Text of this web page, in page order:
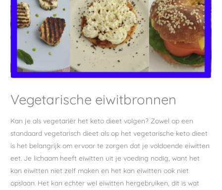
Vegetarische eiwitbronnen
Kan je als vegetariër het keto dieet volgen? Zowel op een
standaard vegetarisch dieet als op het vegetarische keto dieet
is het belangrijk om ervoor te zorgen dat je voldoende eiwitten
eet. Je lichaam heeft eiwitten uit je voeding nodig, want het
kan eiwitten niet zelf maken en het kan eiwitten ook niet
opslaan. Het kan echter wel eiwitten hergebruiken, dit is wat